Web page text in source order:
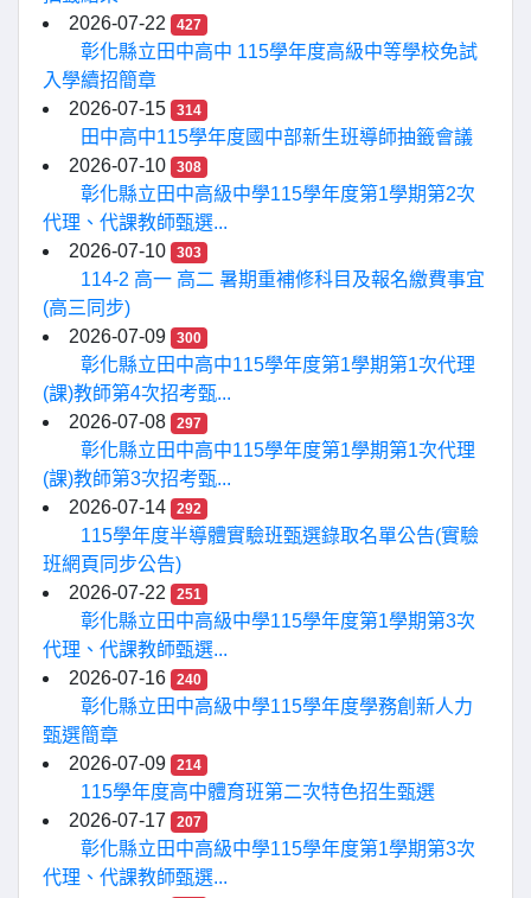
2026-07-22
427
彰化縣立田中高中 115學年度高級中等學校免試
入學續招簡章
2026-07-15
314
田中高中115學年度國中部新生班導師抽籤會議
2026-07-10
308
彰化縣立田中高級中學115學年度第1學期第2次
代理、代課教師甄選...
2026-07-10
303
114-2 高一 高二 暑期重補修科目及報名繳費事宜
(高三同步)
2026-07-09
300
彰化縣立田中高中115學年度第1學期第1次代理
(課)教師第4次招考甄...
2026-07-08
297
彰化縣立田中高中115學年度第1學期第1次代理
(課)教師第3次招考甄...
2026-07-14
292
115學年度半導體實驗班甄選錄取名單公告(實驗
班網頁同步公告)
2026-07-22
251
彰化縣立田中高級中學115學年度第1學期第3次
代理、代課教師甄選...
2026-07-16
240
彰化縣立田中高級中學115學年度學務創新人力
甄選簡章
2026-07-09
214
115學年度高中體育班第二次特色招生甄選
2026-07-17
207
彰化縣立田中高級中學115學年度第1學期第3次
代理、代課教師甄選...